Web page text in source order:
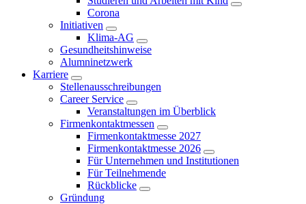
Corona
Initiativen
Klima-AG
Gesundheitshinweise
Alumninetzwerk
Karriere
Stellenausschreibungen
Career Service
Veranstaltungen im Überblick
Firmenkontaktmessen
Firmenkontaktmesse 2027
Firmenkontaktmesse 2026
Für Unternehmen und Institutionen
Für Teilnehmende
Rückblicke
Gründung